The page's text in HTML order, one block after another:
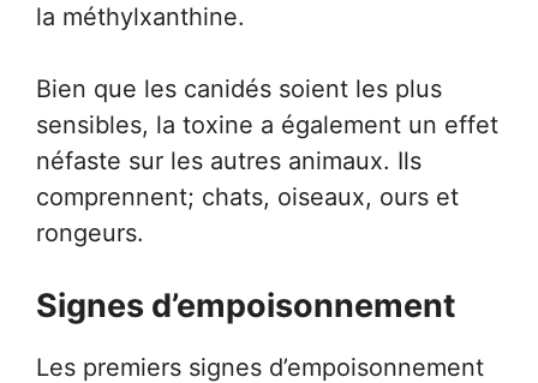
la méthylxanthine.
Bien que les canidés soient les plus
sensibles, la toxine a également un effet
néfaste sur les autres animaux. Ils
comprennent; chats, oiseaux, ours et
rongeurs.
Signes d’empoisonnement
Les premiers signes d’empoisonnement